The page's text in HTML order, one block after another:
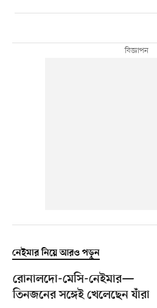
নেইমার নিয়ে আরও পড়ুন
রোনালদো-মেসি-নেইমার—
তিনজনের সঙ্গেই খেলেছেন যাঁরা